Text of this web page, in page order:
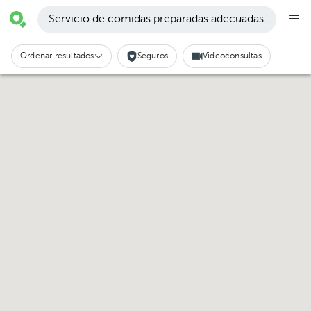
Servicio de comidas preparadas adecuadas al plan
Ordenar resultados Seguros Videoconsultas